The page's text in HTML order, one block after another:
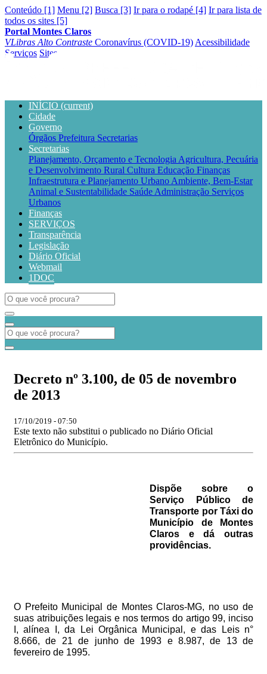
Conteúdo [1] Menu [2] Busca [3] Ir para o rodapé [4] Ir para lista de
todos os sites [5]
Portal Montes Claros
VLibras Alto Contraste Coronavírus (COVID-19) Acessibilidade
Serviços Sites
INÍCIO (current)
Cidade
Governo
Órgãos Prefeitura Secretarias
Secretarias
Planejamento, Orçamento e Tecnologia Agricultura, Pecuária
e Desenvolvimento Rural Cultura Educação Finanças
Infraestrutura e Planejamento Urbano Ambiente, Bem-Estar
Animal e Sustentabilidade Saúde Administração Serviços
Urbanos
Finanças
SERVIÇOS
Transparência
Legislação
Diário Oficial
Webmail
1DOC
Decreto nº 3.100, de 05 de novembro
de 2013
17/10/2019 - 07:50
Este texto não substitui o publicado no Diário Oficial
Eletrônico do Município.
Dispõe sobre
o
Serviço
Público
de
Transporte por Táxi do
Município
de
Montes
Claros
e dá
outras
providências.
O Prefeito Municipal de Montes Claros-MG, no uso de
suas atribuições legais e nos termos do artigo 99, inciso
I, alínea I, da Lei Orgânica Municipal, e das Leis n°
8.666,
de 21 de junho de 1993 e 8.987, de 13 de
fevereiro de 1995.